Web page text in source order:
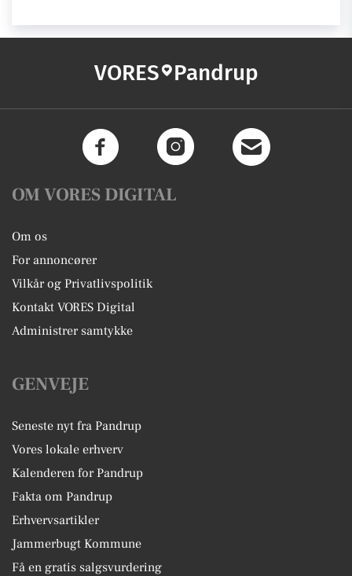
VORES Pandrup
OM VORES DIGITAL
Om os
For annoncører
Vilkår og Privatlivspolitik
Kontakt VORES Digital
Administrer samtykke
GENVEJE
Seneste nyt fra Pandrup
Vores lokale erhverv
Kalenderen for Pandrup
Fakta om Pandrup
Erhvervsartikler
Jammerbugt Kommune
Få en gratis salgsvurdering